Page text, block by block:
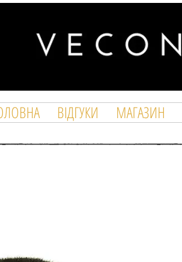
ВІДГУКИ МАГАЗИН